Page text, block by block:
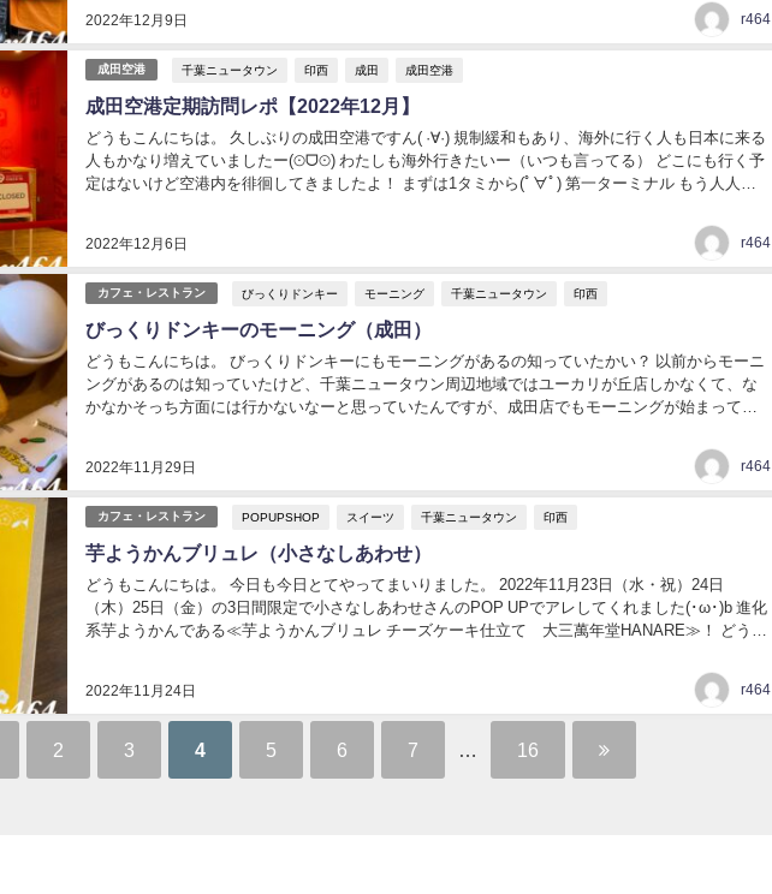
2022年12月9日 r464
成田空港 千葉ニュータウン 印西 成田 成田空港
成田空港定期訪問レポ【2022年12月】
2022年12月6日
どうもこんにちは。 久しぶりの成田空港ですん( ·∀·) 規制緩和もあり、海外に行く人も日本に来る
人もかなり増えていましたー(⊙ᗜ⊙) わたしも海外行きたいー（いつも言ってる） どこにも行く予
定はないけど空港内を徘徊してきましたよ！ まずは1タミから(ﾟ∀ﾟ) 第一ターミナル もう人人人！
r464
カフェ・レストラン びっくりドンキー モーニング 千葉ニュータウン 印西
びっくりドンキーのモーニング（成田）
2022年11月29日
どうもこんにちは。 びっくりドンキーにもモーニングがあるの知っていたかい？ 以前からモーニ
ングがあるのは知っていたけど、千葉ニュータウン周辺地域ではユーカリが丘店しかなくて、な
かなかそっち方面には行かないなーと思っていたんですが、成田店でもモーニングが始まってい
r464
カフェ・レストラン POPUPSHOP スイーツ 千葉ニュータウン 印西
芋ようかんブリュレ（小さなしあわせ）
2022年11月24日
どうもこんにちは。 今日も今日とてやってまいりました。 2022年11月23日（水・祝）24日
（木）25日（金）の3日間限定で小さなしあわせさんのPOP UPでアレしてくれました(･ω･)b 進化
系芋ようかんである≪芋ようかんブリュレ チーズケーキ仕立て 大三萬年堂HANARE≫！ どうや
r464
2 3 4 5 6 7 16